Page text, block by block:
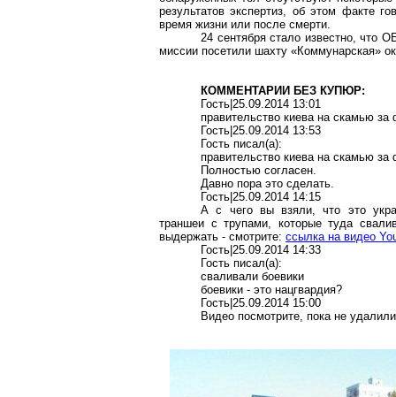
результатов экспертиз, об этом факте
время жизни или после смерти.
24 сентября стало известно, что
миссии посетили шахту «Коммунарская»
КОММЕНТАРИИ БЕЗ КУПЮР:
Гость|25.09.2014 13:01
правительство киева на скамью
Гость|25.09.2014 13:53
Гость писал(a):
правительство киева на скамью
Полностью согласен.
Давно пора это сделать.
Гость|25.09.2014 14:15
А с чего вы взяли, что это
траншеи с трупами, которые туда
выдержать - смотрите: ссылка на видео
Гость|25.09.2014 14:33
Гость писал(a):
сваливали боевики
боевики - это нацгвардия?
Гость|25.09.2014 15:00
Видео посмотрите, пока не